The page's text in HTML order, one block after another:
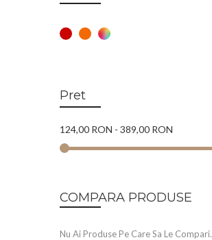
Pret
124,00 RON - 389,00 RON
COMPARA PRODUSE
Nu Ai Produse Pe Care Sa Le Compari.